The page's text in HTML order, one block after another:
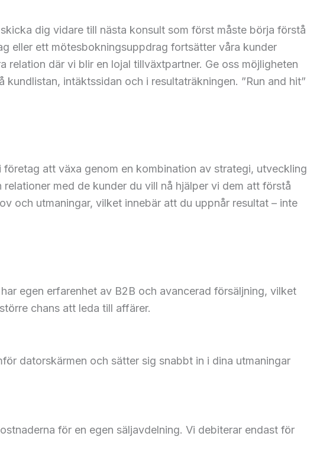
dig vidare till nästa konsult som först måste börja förstå
eller ett mötesbokningsuppdrag fortsätter våra kunder
relation där vi blir en lojal tillväxtpartner. Ge oss möjligheten
intäktssidan och i resultaträkningen. ”Run and hit”
att växa genom en kombination av strategi, utveckling
med de kunder du vill nå hjälper vi dem att förstå
och utmaningar, vilket innebär att du uppnår resultat – inte
egen erfarenhet av B2B och avancerad försäljning, vilket
chans att leda till affärer.
datorskärmen och sätter sig snabbt in i dina utmaningar
för en egen säljavdelning. Vi debiterar endast för